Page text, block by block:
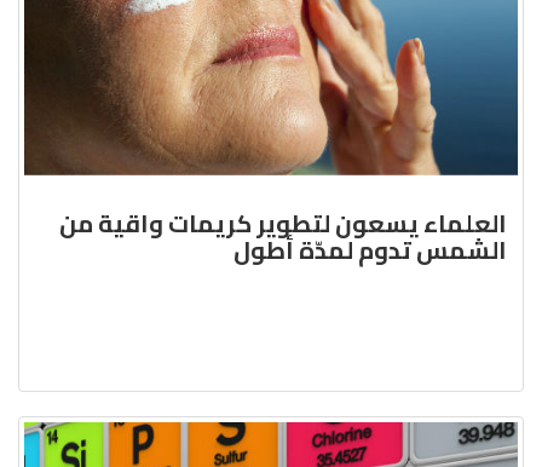
العلماء يسعون لتطوير كريمات واقية من
الشمس تدوم لمدّة أطول